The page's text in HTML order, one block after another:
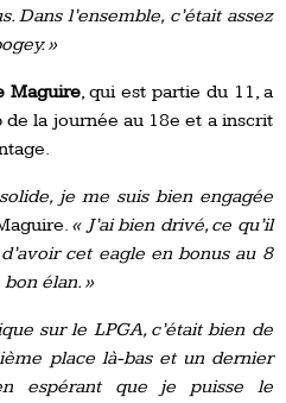
Dans l’ensemble, c’était assez
»
Maguire, qui est partie du 11, a
la journée au 18e et a inscrit
je me suis bien engagée
« J’ai bien drivé, ce qu’il
cet eagle en bonus au 8
élan. »
sur le LPGA, c’était bien de
place là-bas et un dernier
espérant que je puisse le